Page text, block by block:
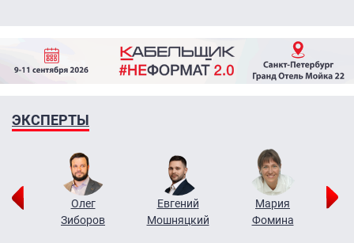
ЭКСПЕРТЫ
Олег
Зиборов
Евгений
Мошняцкий
Мария
Фомина